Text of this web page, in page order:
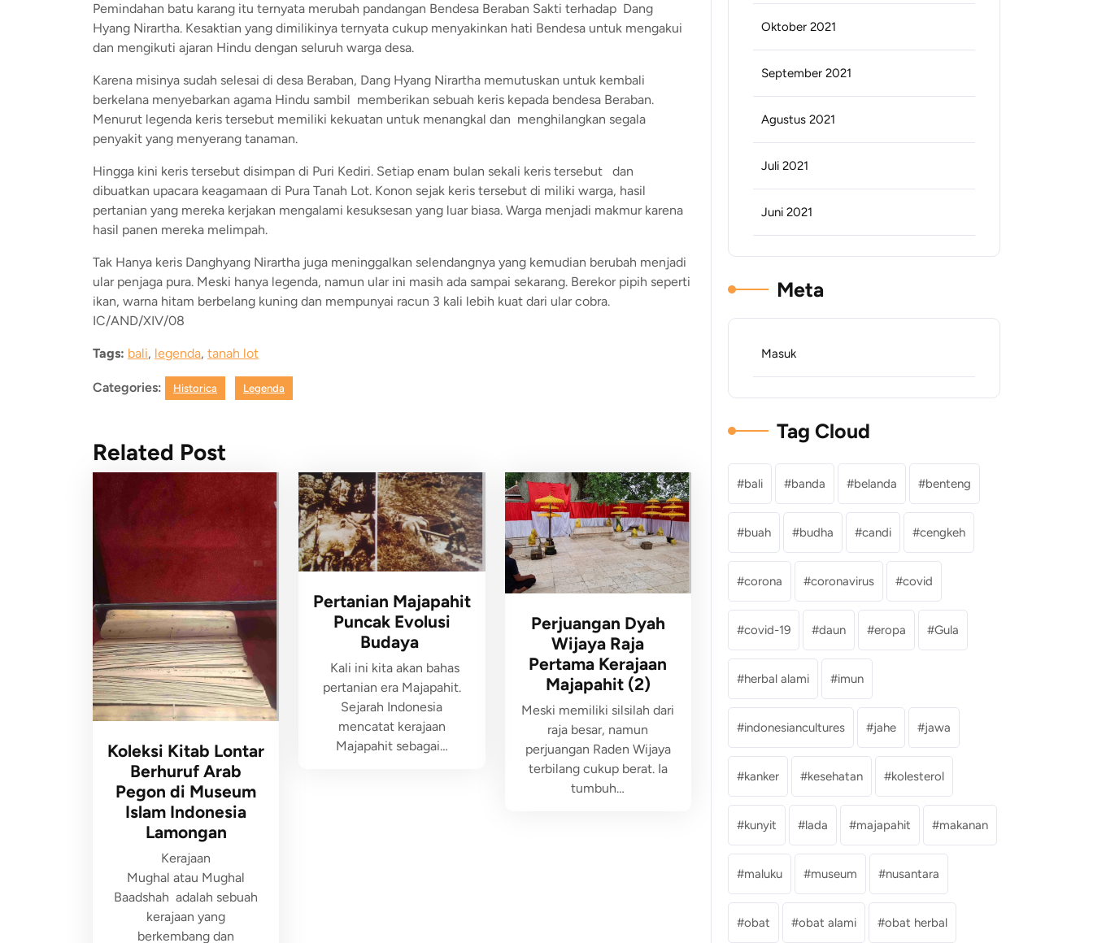
Pemindahan batu karang itu ternyata merubah pandangan Bendesa Beraban Sakti terhadap Dang
Hyang Nirartha. Kesaktian yang dimilikinya ternyata cukup menyakinkan hati Bendesa untuk mengakui
dan mengikuti ajaran Hindu dengan seluruh warga desa.
Karena misinya sudah selesai di desa Beraban, Dang Hyang Nirartha memutuskan untuk kembali
berkelana menyebarkan agama Hindu sambil memberikan sebuah keris kepada bendesa Beraban.
Menurut legenda keris tersebut memiliki kekuatan untuk menangkal dan menghilangkan segala
penyakit yang menyerang tanaman.
Hingga kini keris tersebut disimpan di Puri Kediri. Setiap enam bulan sekali keris tersebut dan
dibuatkan upacara keagamaan di Pura Tanah Lot. Konon sejak keris tersebut di miliki warga, hasil
pertanian yang mereka kerjakan mengalami kesuksesan yang luar biasa. Warga menjadi makmur karena
hasil panen mereka melimpah.
Tak Hanya keris Danghyang Nirartha juga meninggalkan selendangnya yang kemudian berubah menjadi
ular penjaga pura. Meski hanya legenda, namun ular ini masih ada sampai sekarang. Berekor pipih seperti
ikan, warna hitam berbelang kuning dan mempunyai racun 3 kali lebih kuat dari ular cobra.
IC/AND/XIV/08
Tags: bali, legenda, tanah lot
Categories: Historica Legenda
Related Post
Koleksi Kitab Lontar
Berhuruf Arab
Pegon di Museum
Islam Indonesia
Lamongan
Kerajaan
Mughal atau Mughal
Baadshah adalah sebuah
kerajaan yang
berkembang dan
Pertanian Majapahit
Puncak Evolusi
Budaya
Kali ini kita akan bahas
pertanian era Majapahit.
Sejarah Indonesia
mencatat kerajaan
Majapahit sebagai…
Perjuangan Dyah
Wijaya Raja
Pertama Kerajaan
Majapahit (2)
Meski memiliki silsilah dari
raja besar, namun
perjuangan Raden Wijaya
terbilang cukup berat. Ia
tumbuh…
Oktober 2021
September 2021
Agustus 2021
Juli 2021
Juni 2021
Meta
Masuk
Tag Cloud
bali banda belanda benteng
buah budha candi cengkeh
corona coronavirus covid
covid-19 daun eropa Gula
herbal alami imun
indonesiancultures jahe jawa
kanker kesehatan kolesterol
kunyit lada majapahit makanan
maluku museum nusantara
obat obat alami obat herbal